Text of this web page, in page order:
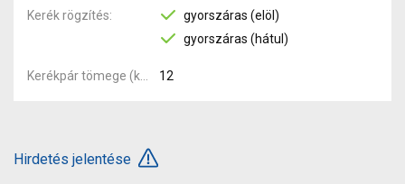
Kerék rögzítés
gyorszáras (elöl)
gyorszáras (hátul)
12
Hirdetés jelentése